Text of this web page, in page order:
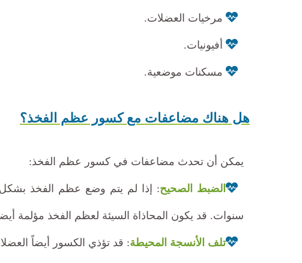
مرخيات العضلات.
أفيونيات.
مسكنات موضعية.
هل هناك مضاعفات مع كسور عظم الفخذ؟
يمكن أن تحدث مضاعفات في كسور عظم الفخذ:
الضبط الصحيح: إذا لم يتم وضع عظم الفخذ
سنوات. قد يكون المحاذاة السيئة لعظم الفخذ مؤلمة
تلف الأنسجة المحيطة: قد تؤذي الكسور أيضاً